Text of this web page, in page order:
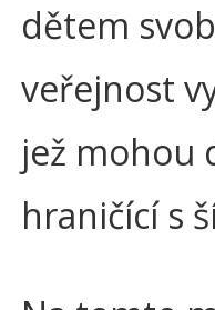
dětem
veřejnost
jež mohou
hraničící s